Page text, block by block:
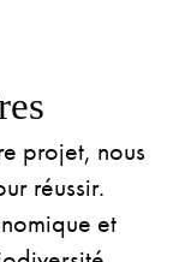
projet, nous
réussir.
et